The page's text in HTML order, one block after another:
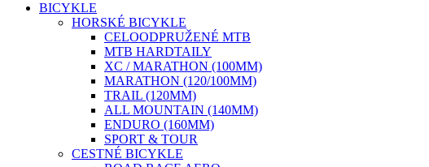
BICYKLE
HORSKÉ BICYKLE
CELOODPRUŽENÉ MTB
MTB HARDTAILY
XC / MARATHON (100MM)
MARATHON (120/100MM)
TRAIL (120MM)
ALL MOUNTAIN (140MM)
ENDURO (160MM)
SPORT & TOUR
CESTNÉ BICYKLE